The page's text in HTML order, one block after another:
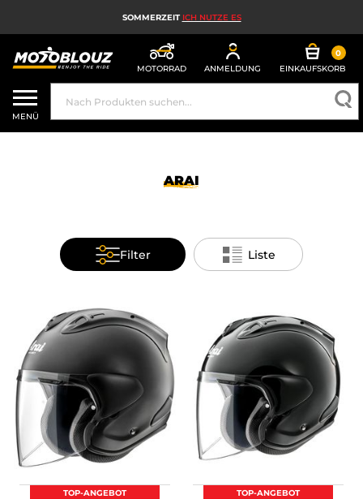
SOMMERZEIT ICH NUTZE ES
MOTORRAD ANMELDUNG
0
EINKAUFSKORB
MOTORRADHELM
MOTORRADAUSRÜSTUNG FÜR HERREN
MOTORRAD-AIRBAG
MOTORRADTEILE UND WERKZEUGE
MOTORRADZUBEHÖR
MOTORRADGEPÄCK
SPORTBEKLEIDUNG
SPEZIELLE ANGEBOTE UND SONDERAKTIONEN
GESCHENKKARTEN
MENÜ
ARAI
Filter Liste
TOP-ANGEBOT TOP-ANGEBOT